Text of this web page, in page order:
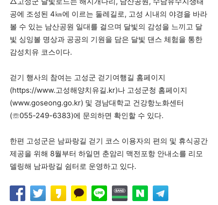
공에 조성된 4㎞에 이르는 둘레길로, 고성 시내의 야경을 바라
볼 수 있는 남산공원 일대를 걸으며 달빛의 감성을 느끼고 달
빛 싱잉볼 명상과 공공의 기원을 담은 달빛 댄스 체험을 통한
감성치유 코스이다.
걷기 행사의 참여는 고성군 걷기여행길 홈페이지
(https://www.고성해양치유길.kr)나 고성군청 홈페이지
(www.goseong.go.kr) 및 경남대학교 건강항노화센터
(☏055-249-6383)에 문의하면 확인할 수 있다.
한편 고성군은 남파랑길 걷기 코스 이용자의 편의 및 휴식공간
제공을 위해 8월부터 하일면 춘암리 맥전포항 안내소를 리모
델링해 남파랑길 쉼터로 운영하고 있다.